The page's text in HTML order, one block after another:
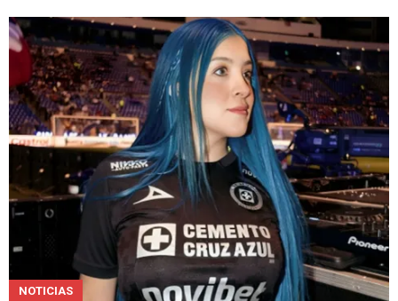
LEE TAMBIÉN